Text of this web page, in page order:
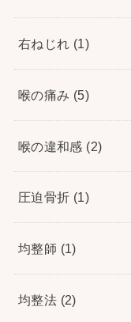
右ねじれ (1)
喉の痛み (5)
喉の違和感 (2)
圧迫骨折 (1)
均整師 (1)
均整法 (2)